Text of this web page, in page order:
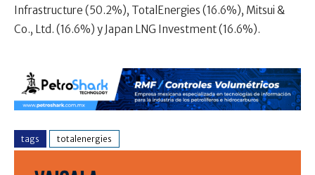
Infrastructure (50.2%), TotalEnergies (16.6%), Mitsui &
Co., Ltd. (16.6%) y Japan LNG Investment (16.6%).
tags totalenergies